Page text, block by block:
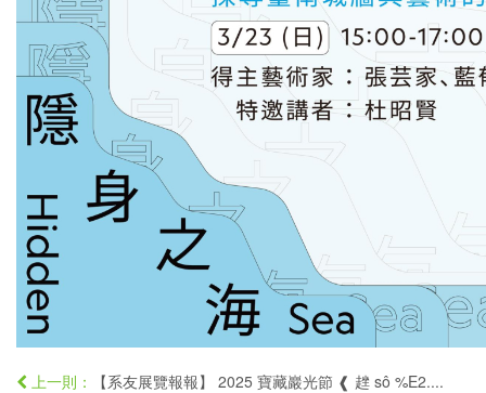
上一則： 【系友展覽報報】 2025 寶藏巖光節 ❰ 趖 sô %E2....